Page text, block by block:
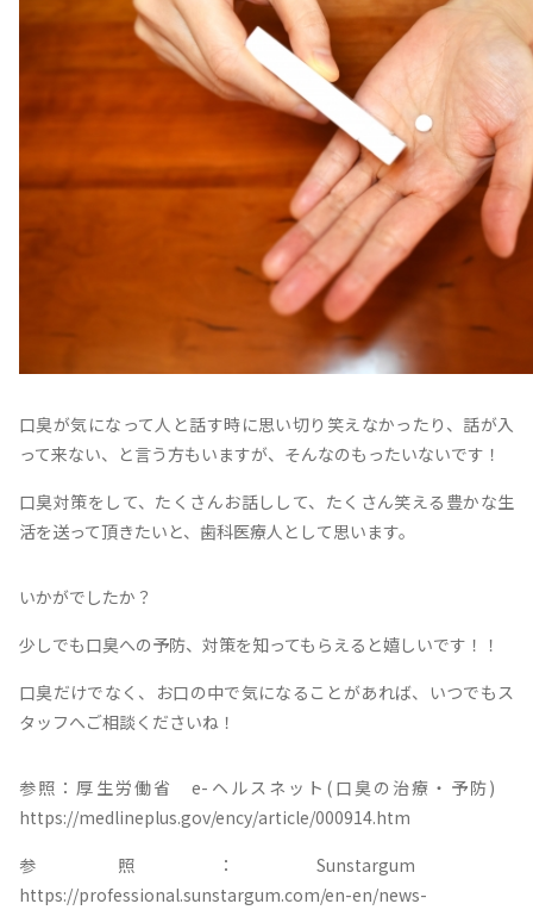
口臭が気になって人と話す時に思い切り笑えなかったり、話が入
って来ない、と言う方もいますが、そんなのもったいないです！
口臭対策をして、たくさんお話しして、たくさん笑える豊かな生
活を送って頂きたいと、歯科医療人として思います。
いかがでしたか？
少しでも口臭への予防、対策を知ってもらえると嬉しいです！！
口臭だけでなく、お口の中で気になることがあれば、いつでもス
タッフへご相談くださいね！
参照：厚生労働省 e-ヘルスネット(口臭の治療・予防)
https://medlineplus.gov/ency/article/000914.htm
参照：Sunstargum
https://professional.sunstargum.com/en-en/news-